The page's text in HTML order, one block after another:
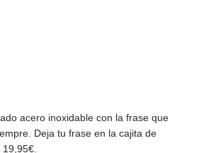
acero inoxidable con la frase que
Deja tu frase en la cajita de